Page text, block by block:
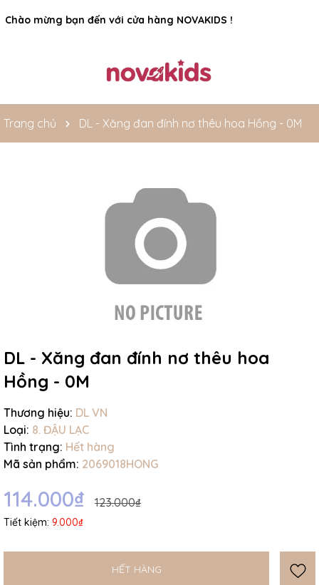
Chào mừng bạn đến với cửa hàng NOVAKIDS !
Rất nhiều ưu đãi và chương trình khuyến mãi đang chờ đợi
bạn
Trang chủ DL - Xăng đan đính nơ thêu hoa Hồng - 0M
DL - Xăng đan đính nơ thêu hoa
Hồng - 0M
Thương hiệu: DL VN
Loại: 8. ĐẬU LẠC
Tình trạng: Hết hàng
Mã sản phẩm: 2069018HONG
114.000₫ 123.000₫
Tiết kiệm: 9.000₫
HẾT HÀNG
Điều kiện: